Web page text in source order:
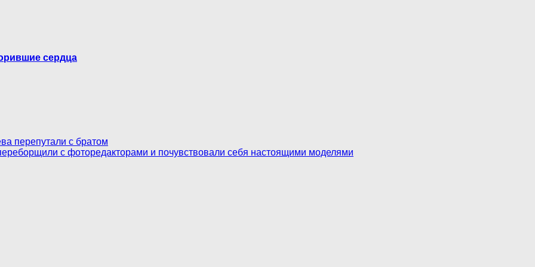
сердца
перепутали с братом
с фоторедакторами и почувствовали себя настоящими моделями